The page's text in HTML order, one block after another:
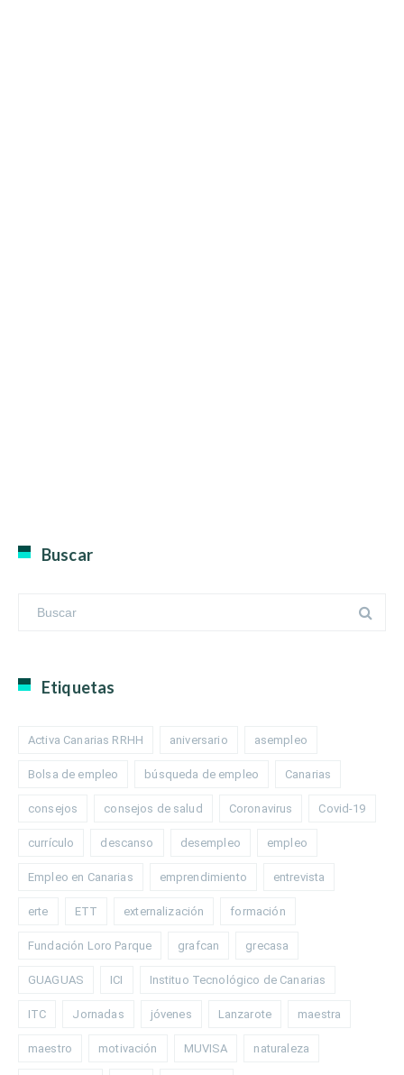
Buscar
Etiquetas
Activa Canarias RRHH aniversario asempleo
Bolsa de empleo búsqueda de empleo Canarias
consejos consejos de salud Coronavirus Covid-19
currículo descanso desempleo empleo
Empleo en Canarias emprendimiento entrevista
erte ETT externalización formación
Fundación Loro Parque grafcan grecasa
GUAGUAS ICI Instituo Tecnológico de Canarias
ITC Jornadas jóvenes Lanzarote maestra
maestro motivación MUVISA naturaleza